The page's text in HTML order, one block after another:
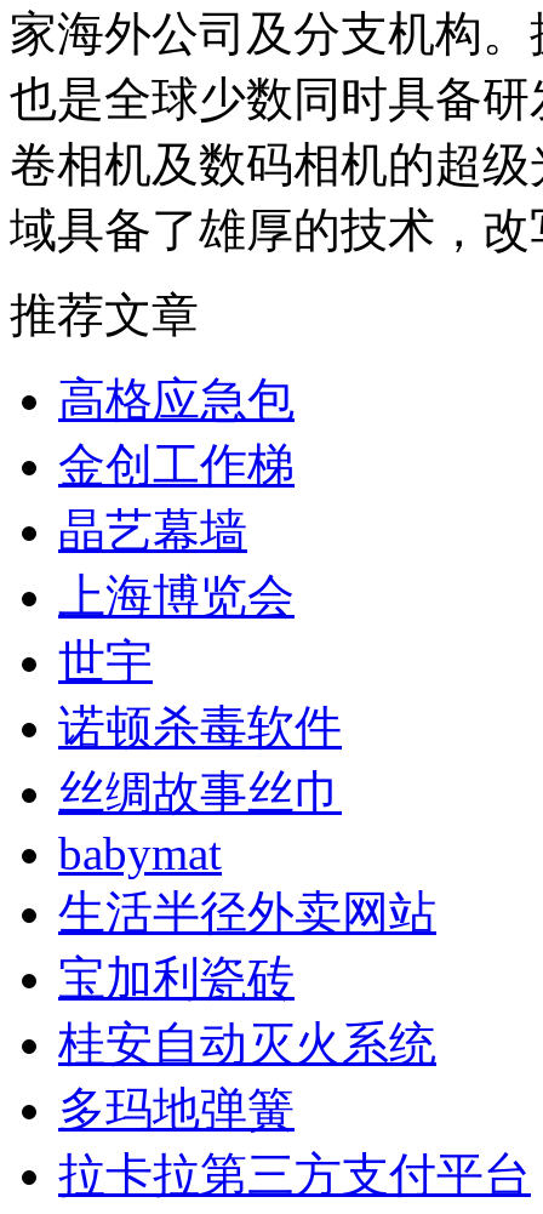
家海外公司及分支机构
也是全球少数同时具备
卷相机及数码相机的超
域具备了雄厚的技术，
推荐文章
高格应急包
金创工作梯
晶艺幕墙
上海博览会
世宇
诺顿杀毒软件
丝绸故事丝巾
babymat
生活半径外卖网站
宝加利瓷砖
桂安自动灭火系统
多玛地弹簧
拉卡拉第三方支付平台